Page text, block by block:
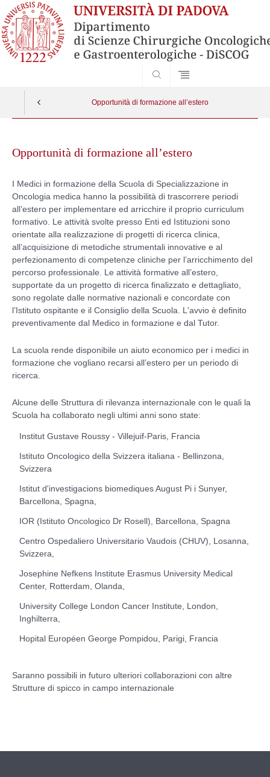
Opportunità di formazione all’estero
contentOpportunità di formazione all’estero
I Medici in formazione della Scuola di Specializzazione in
Oncologia medica hanno la possibilità di trascorrere periodi
all’estero per implementare ed arricchire il proprio curriculum
formativo. Le attività svolte presso Enti ed Istituzioni sono
orientate alla realizzazione di progetti di ricerca clinica,
all’acquisizione di metodiche strumentali innovative e al
perfezionamento di competenze cliniche per l’arricchimento del
percorso professionale. Le attività formative all’estero,
supportate da un progetto di ricerca finalizzato e dettagliato,
sono regolate dalle normative nazionali e concordate con
l’Istituto ospitante e il Consiglio della Scuola. L'avvio è definito
preventivamente dal Medico in formazione e dal Tutor.
La scuola rende disponibile un aiuto economico per i medici in
formazione che vogliano recarsi all’estero per un periodo di
ricerca.
Alcune delle Struttura di rilevanza internazionale con le quali la
Scuola ha collaborato negli ultimi anni sono state:
Institut Gustave Roussy - Villejuif-Paris, Francia
Istituto Oncologico della Svizzera italiana - Bellinzona,
Svizzera
Istitut d'investigacions biomediques August Pi i Sunyer,
Barcellona, Spagna,
IOR (Istituto Oncologico Dr Rosell), Barcellona, Spagna
Centro Ospedaliero Universitario Vaudois (CHUV), Losanna,
Svizzera,
Josephine Nefkens Institute Erasmus University Medical
Center, Rotterdam, Olanda,
University College London Cancer Institute, London,
Inghilterra,
Hopital Européen George Pompidou, Parigi, Francia
Saranno possibili in futuro ulteriori collaborazioni con altre
Strutture di spicco in campo internazionale